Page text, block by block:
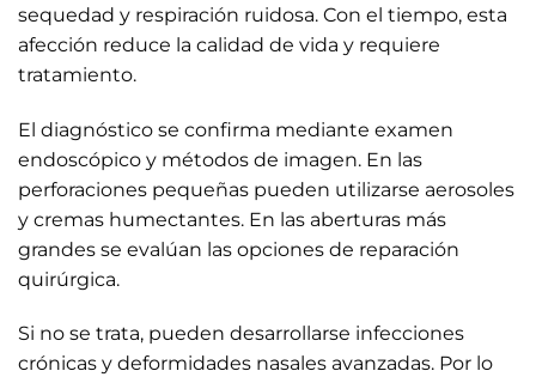
sequedad y respiración ruidosa. Con el tiempo, esta
afección reduce la calidad de vida y requiere
tratamiento.
El diagnóstico se confirma mediante examen
endoscópico y métodos de imagen. En las
perforaciones pequeñas pueden utilizarse aerosoles
y cremas humectantes. En las aberturas más
grandes se evalúan las opciones de reparación
quirúrgica.
Si no se trata, pueden desarrollarse infecciones
crónicas y deformidades nasales avanzadas. Por lo